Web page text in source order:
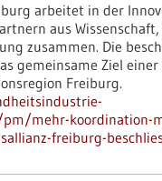
arbeitet in der
aus
zusammen. Die
gemeinsame Ziel
Freiburg.
mehr-koordination-
freiburg-